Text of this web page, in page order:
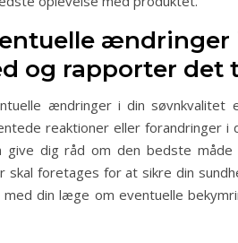
ændringer
og rapporter det
ændringer i din søvnkvalitet
reaktioner eller forandringer
dig råd om den bedste
foretages for at sikre din
din læge om eventuelle